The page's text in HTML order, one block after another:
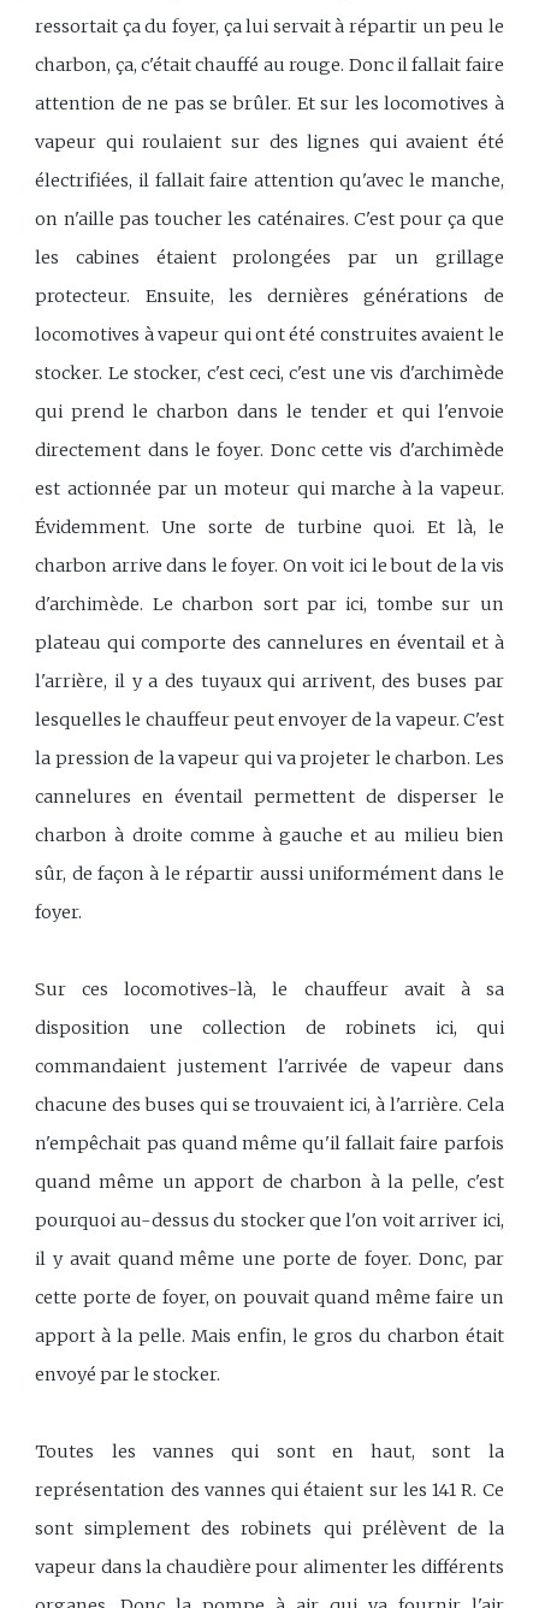
ressortait ça du foyer, ça lui servait à répartir un peu le
charbon, ça, c'était chauffé au rouge. Donc il fallait faire
attention de ne pas se brûler. Et sur les locomotives à
vapeur qui roulaient sur des lignes qui avaient été
électrifiées, il fallait faire attention qu'avec le manche,
on n'aille pas toucher les caténaires. C'est pour ça que
les cabines étaient prolongées par un grillage
protecteur. Ensuite, les dernières générations de
locomotives à vapeur qui ont été construites avaient le
stocker. Le stocker, c'est ceci, c'est une vis d'archimède
qui prend le charbon dans le tender et qui l'envoie
directement dans le foyer. Donc cette vis d'archimède
est actionnée par un moteur qui marche à la vapeur.
Évidemment. Une sorte de turbine quoi. Et là, le
charbon arrive dans le foyer. On voit ici le bout de la vis
d'archimède. Le charbon sort par ici, tombe sur un
plateau qui comporte des cannelures en éventail et à
l'arrière, il y a des tuyaux qui arrivent, des buses par
lesquelles le chauffeur peut envoyer de la vapeur. C'est
la pression de la vapeur qui va projeter le charbon. Les
cannelures en éventail permettent de disperser le
charbon à droite comme à gauche et au milieu bien
sûr, de façon à le répartir aussi uniformément dans le
foyer.
Sur ces locomotives-là, le chauffeur avait à sa
disposition une collection de robinets ici, qui
commandaient justement l'arrivée de vapeur dans
chacune des buses qui se trouvaient ici, à l'arrière. Cela
n'empêchait pas quand même qu'il fallait faire parfois
quand même un apport de charbon à la pelle, c'est
pourquoi au-dessus du stocker que l'on voit arriver ici,
il y avait quand même une porte de foyer. Donc, par
cette porte de foyer, on pouvait quand même faire un
apport à la pelle. Mais enfin, le gros du charbon était
envoyé par le stocker.
Toutes les vannes qui sont en haut, sont la
représentation des vannes qui étaient sur les 141 R. Ce
sont simplement des robinets qui prélèvent de la
vapeur dans la chaudière pour alimenter les différents